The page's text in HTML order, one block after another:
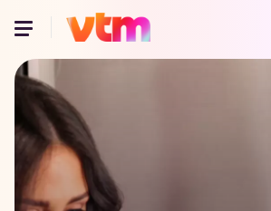
best je browser updaten of
Google Chrome